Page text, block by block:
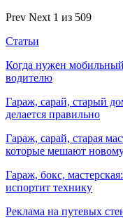
Prev Next 1 из 509
Статьи
Когда нужен
водителю
Гараж, сарай, старый
делается правильно
Гараж, сарай, старая
которые мешают
Гараж, бокс,
испортит технику
Реклама на путевых